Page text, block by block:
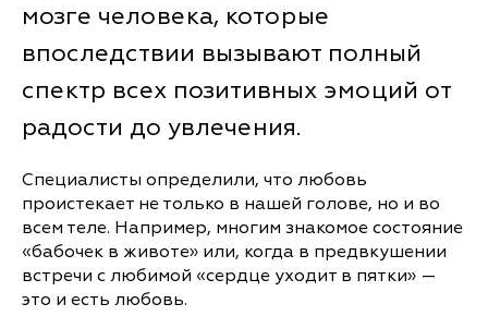
мозге человека, которые
впоследствии вызывают полный
спектр всех позитивных эмоций от
радости до увлечения.
Специалисты определили, что любовь
проистекает не только в нашей голове, но и во
всем теле. Например, многим знакомое состояние
«бабочек в животе» или, когда в предвкушении
встречи с любимой «сердце уходит в пятки» —
это и есть любовь.